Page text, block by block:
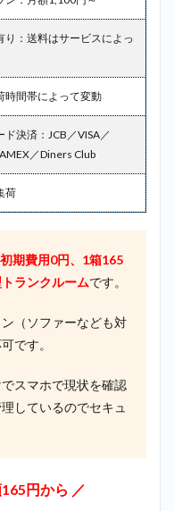
り：送料はサービスによっ
時間帯によって変動
ド決済：JCB／VISA／
／Diners Club
荷
初期費用0円、1箱165
ランクルームです。
（ソファーなども対
です。
スマホで現状を確認
しているのでセキュ
円から ／